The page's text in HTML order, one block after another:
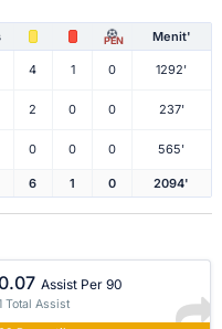
PEN Menit'
4 1 0 1292'
2 0 0 237'
0 0 0 565'
6 1 0 2094'
Assist Per 90
Total Assist